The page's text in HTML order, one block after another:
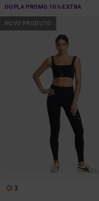
DUPLA PROMO 10% EXTRA
NOVO PRODUTO
3